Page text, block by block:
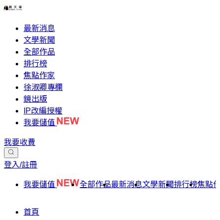
最新消息
文學新聞
全部作品
排行榜
焦點作家
徐淑卿專欄
鏡出版
IP改編授權
我要儲值
我要收費
登入/註冊
我要儲值 全部作品最新消息文學新聞排行榜焦點
首頁